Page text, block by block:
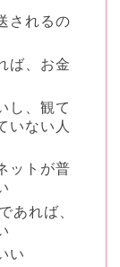
されるの
ば、お金
し、観て
いない人
ットが普
あれば、
い